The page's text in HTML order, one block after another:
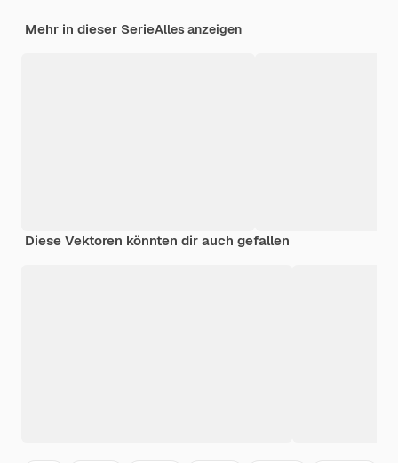
Mehr in dieser SerieAlles anzeigen
Diese Vektoren könnten dir auch gefallen